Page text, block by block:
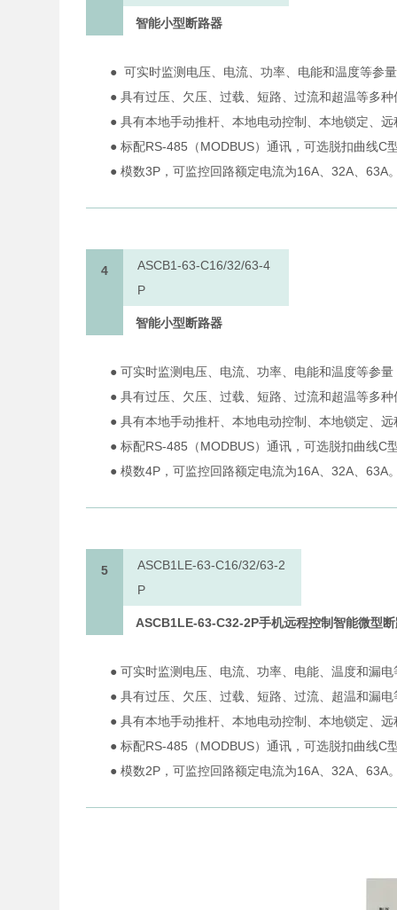
智能小型断路器
● 可实时监测电压、电流、功率、电能和温度等参
● 具有过压、欠压、过载、短路、过流和超温等多
● 具有本地手动推杆、本地电动控制、本地锁定、
● 标配RS-485（MODBUS）通讯，可选脱扣曲线C
● 模数3P，可监控回路额定电流为16A、32A、63A
4
ASCB1-63-C16/32/63-4
P
智能小型断路器
● 可实时监测电压、电流、功率、电能和温度等参量
● 具有过压、欠压、过载、短路、过流和超温等多
● 具有本地手动推杆、本地电动控制、本地锁定、
● 标配RS-485（MODBUS）通讯，可选脱扣曲线C
● 模数4P，可监控回路额定电流为16A、32A、63A
5
ASCB1LE-63-C16/32/63-2
P
ASCB1LE-63-C32-2P手机远程控制智能微型
● 可实时监测电压、电流、功率、电能、温度和漏电
● 具有过压、欠压、过载、短路、过流、超温和漏
● 具有本地手动推杆、本地电动控制、本地锁定、
● 标配RS-485（MODBUS）通讯，可选脱扣曲线C
● 模数2P，可监控回路额定电流为16A、32A、63A